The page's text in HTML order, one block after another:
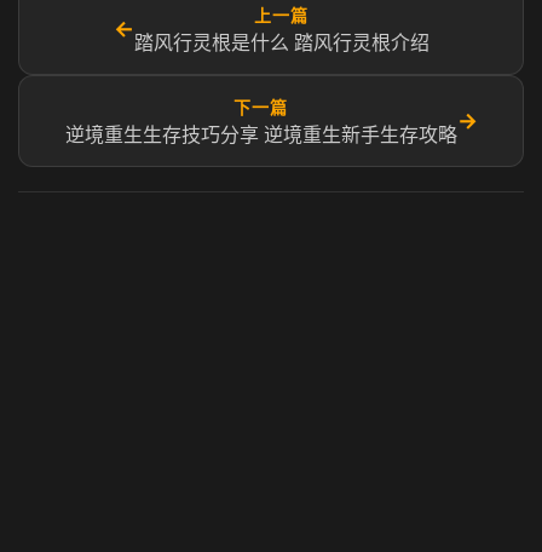
←
上一篇
踏风行灵根是什么 踏风行灵根介绍
下一篇
逆境重生生存技巧分享 逆境重生新手生存攻略
→